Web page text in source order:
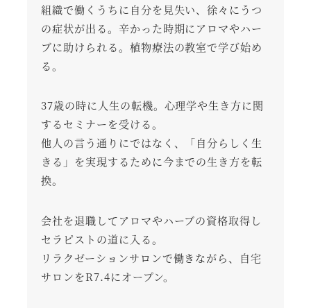
組織で働くうちに自分を見失い、徐々にうつ
の症状が出る。辛かった時期にアロマやハー
ブに助けられる。植物療法の教室で学び始め
る。
37歳の時に人生の転機。心理学や生き方に関
するセミナーを受ける。
他人の言う通りにではなく、「自分らしく生
きる」を実現するために今までの生き方を転
換。
会社を退職してアロマやハーブの資格取得し
セラピストの道に入る。
リラクゼーションサロンで働きながら、自宅
サロンをR7.4にオープン。